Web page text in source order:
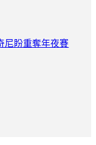
尼盼重奪年夜賽